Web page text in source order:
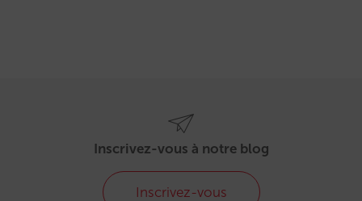
Inscrivez-vous à notre blog
Inscrivez-vous